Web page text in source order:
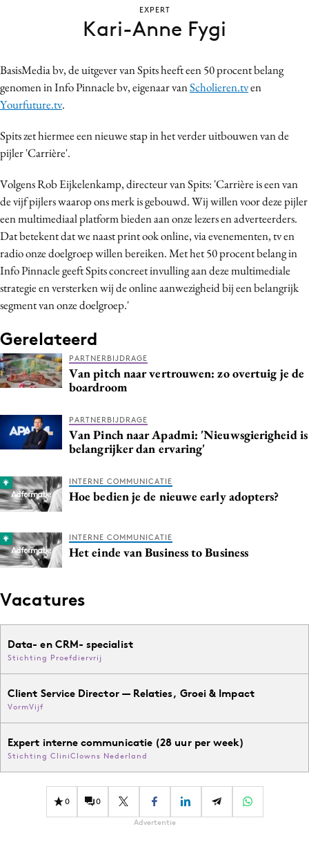
Contentmarketing
Craft
Data & Insights
Design
Digital transformation
Diversiteit
Effectiviteit
Gedragsverandering
Influencer marketing
Interne communicatie
Martech
Merkstrategie
PR
Programmatic
Reputatie & crisis
BasisMedia bv, de uitgever van Spits heeft een 50 procent belang
genomen in Info Pinnacle bv, eigenaar vanScholieren.tven
Yourfuture.tv.
Spits zet hiermee een nieuwe stap in het verder uitbouwen van de
pijler 'Carrière'.
Volgens Rob Eijkelenkamp, directeur van Spits: 'Carrière is een van
de vijf pijlers waarop ons merk is gebouwd. Wij willen voor deze pijler
een multimediaal platform bieden aan onze lezers en adverteerders.
Dat betekent dat we naast print ook online, via evenementen, tv en
radio onze doelgroep willen bereiken. Met het 50 procent belang in
Info Pinnacle geeft Spits concreet invulling aan deze multimediale
strategie en versterken wij de online aanwezigheid bij een belangrijk
segment van onze doelgroep.'
Gerelateerd
PARTNERBIJDRAGE
Van pitch naar vertrouwen: zo overtuig je de
boardroom
PARTNERBIJDRAGE
Van Pinch naar Apadmi: 'Nieuwsgierigheid is
belangrijker dan ervaring'
INTERNE COMMUNICATIE
Hoe bedien je de nieuwe early adopters?
INTERNE COMMUNICATIE
Het einde van Business to Business
Vacatures
Data- en CRM- specialist
Stichting Proefdiervrij
Client Service Director — Relaties, Groei & Impact
VormVijf
Expert interne communicatie (28 uur per week)
Stichting CliniClowns Nederland
0 0
Advertentie
EXPERT
Kari-Anne Fygi